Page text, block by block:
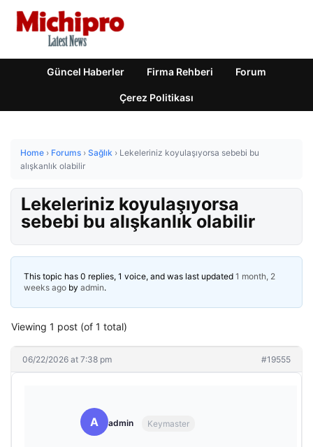
Güncel Haberler Firma Rehberi Forum
Çerez Politikası
Home › Forums › Sağlık › Lekeleriniz koyulaşıyorsa sebebi bu
alışkanlık olabilir
Lekeleriniz koyulaşıyorsa
sebebi bu alışkanlık olabilir
This topic has 0 replies, 1 voice, and was last updated 1 month, 2
weeks ago by admin.
Viewing 1 post (of 1 total)
06/22/2026 at 7:38 pm #19555
A admin Keymaster